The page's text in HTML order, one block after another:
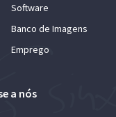
Software
Banco de Imagens
Emprego
a nós